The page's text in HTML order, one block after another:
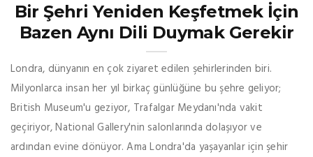
Bir Şehri Yeniden Keşfetmek İçin
Bazen Aynı Dili Duymak Gerekir
Londra, dünyanın en çok ziyaret edilen şehirlerinden biri.
Milyonlarca insan her yıl birkaç günlüğüne bu şehre geliyor;
British Museum'u geziyor, Trafalgar Meydanı'nda vakit
geçiriyor, National Gallery'nin salonlarında dolaşıyor ve
ardından evine dönüyor. Ama Londra'da yaşayanlar için şehir